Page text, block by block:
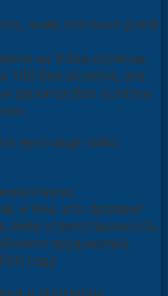
зная, сколько дней
на 4 без остатка;
без остатка, это
делится без остатка
лестнице либо
животным,
и тем, кто проявит
ответственность
трудностей,
году.